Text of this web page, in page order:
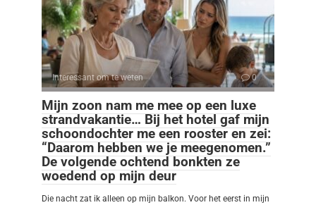
Interessant om te weten 0
Mijn zoon nam me mee op een luxe
strandvakantie… Bij het hotel gaf mijn
schoondochter me een rooster en zei:
“Daarom hebben we je meegenomen.”
De volgende ochtend bonkten ze
woedend op mijn deur
Die nacht zat ik alleen op mijn balkon. Voor het eerst in mijn